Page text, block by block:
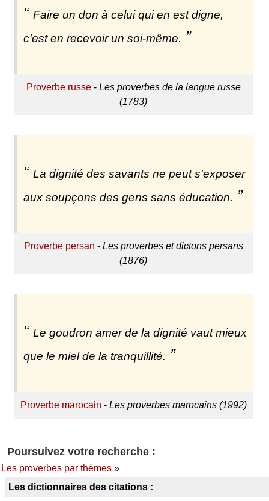
Faire un don à celui qui en est digne,
c'est en recevoir un soi-même.
Proverbe russe- Les proverbes de la langue russe
(1783)
La dignité des savants ne peut s'exposer
aux soupçons des gens sans éducation.
Proverbe persan - Les proverbes et dictons persans
(1876)
Le goudron amer de la dignité vaut mieux
que le miel de la tranquillité.
Proverbe marocain - Les proverbes marocains (1992)
Poursuivez votre recherche :
Les proverbes par thèmes»
Les dictionnaires des citations :